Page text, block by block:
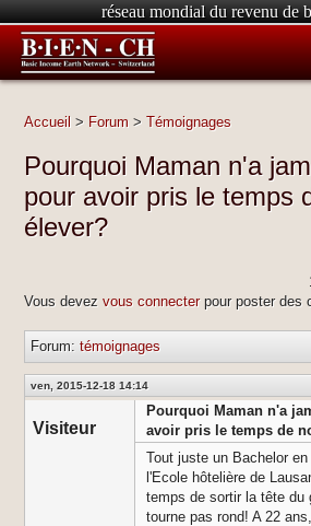
réseau mondial du revenu de
Accueil> Forum> Témoignages
Pourquoi Maman n'a
pour avoir pris le temps
élever?
Vous devez vous connecterpour poster des
Forum: témoignages
ven, 2015-12-18 14:14
Visiteur
Pourquoi Maman n'a
avoir pris le temps de
Tout juste un Bachelor
l'Ecole hôtelière de
temps de sortir la tête du
tourne pas rond! A 22